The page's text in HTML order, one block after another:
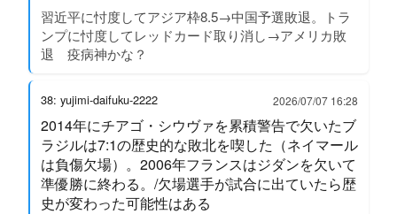
習近平に忖度してアジア枠8.5→中国予選敗退。トラ
ンプに忖度してレッドカード取り消し→アメリカ敗
退 疫病神かな？
38: yujimi-daifuku-2222 2026/07/07 16:28
2014年にチアゴ・シウヴァを累積警告で欠いたブ
ラジルは7:1の歴史的な敗北を喫した（ネイマール
は負傷欠場）。2006年フランスはジダンを欠いて
準優勝に終わる。/欠場選手が試合に出ていたら歴
史が変わった可能性はある